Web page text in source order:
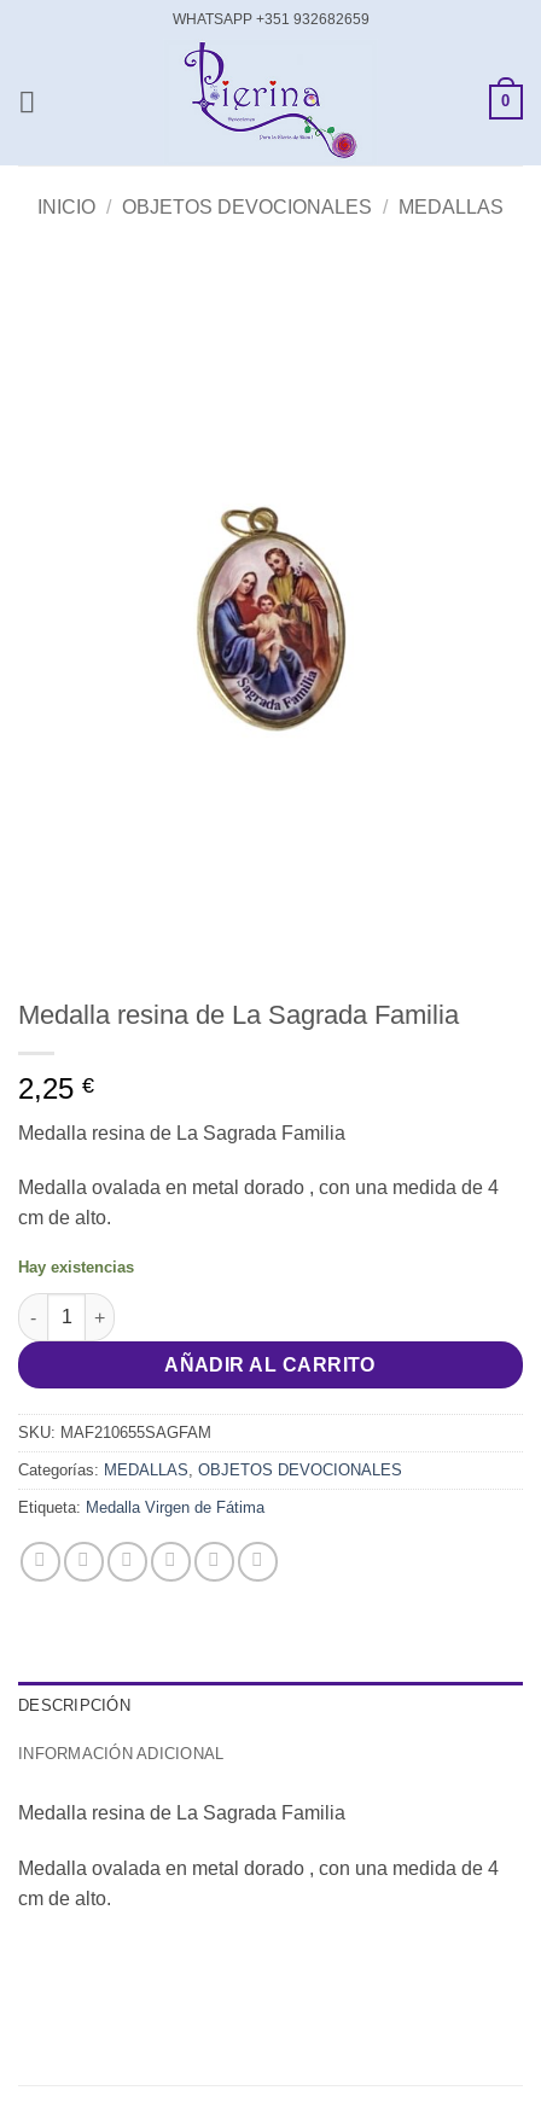
WHATSAPP +351 932682659
0
INICIO / OBJETOS DEVOCIONALES / MEDALLAS
Medalla resina de La Sagrada Familia
2,25 €
Medalla resina de La Sagrada Familia
Medalla ovalada en metal dorado , con una medida de 4
cm de alto.
Hay existencias
Medalla resina de La Sagrada Familia cantidad
AÑADIR AL CARRITO
SKU: MAF210655SAGFAM
Categorías: MEDALLAS OBJETOS DEVOCIONALES
Etiqueta: Medalla Virgen de Fátima
DESCRIPCIÓN
INFORMACIÓN ADICIONAL
Medalla resina de La Sagrada Familia
Medalla ovalada en metal dorado , con una medida de 4
cm de alto.